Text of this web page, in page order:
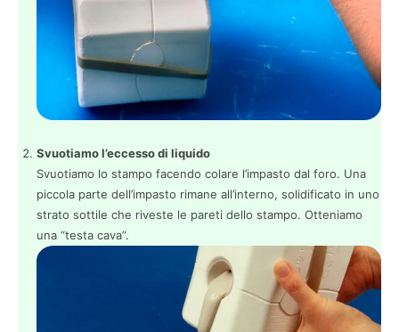
Svuotiamo l’eccesso di liquido
Svuotiamo lo stampo facendo colare l’impasto dal foro. Una
piccola parte dell’impasto rimane all’interno, solidificato in uno
strato sottile che riveste le pareti dello stampo. Otteniamo
una “testa cava”.